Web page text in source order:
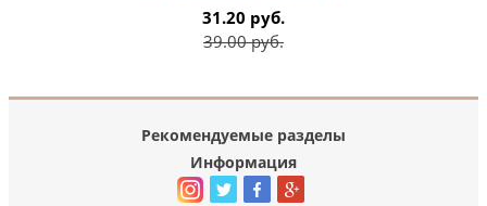
31.20 руб.
39.00 руб.
Рекомендуемые разделы
Информация